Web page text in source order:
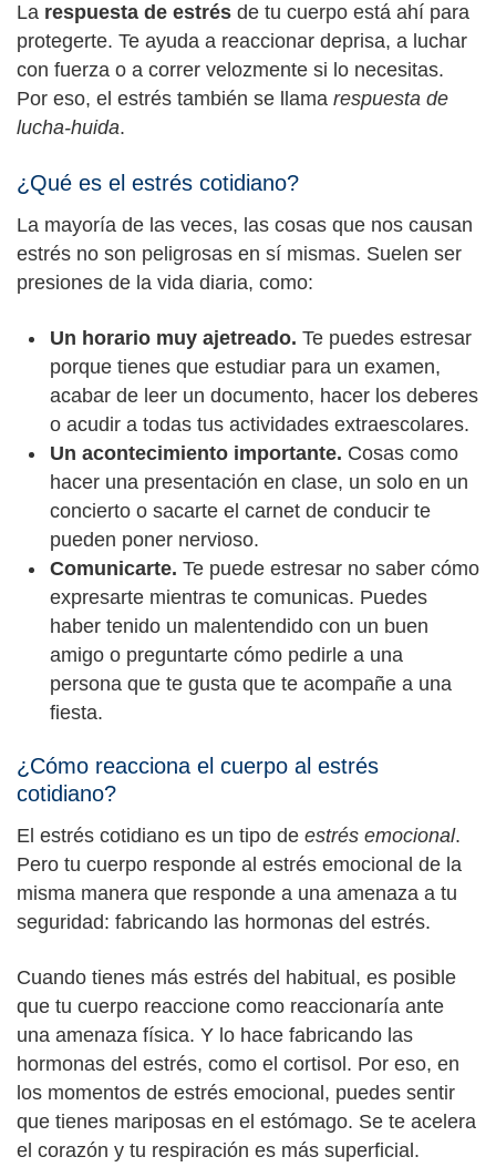
La respuesta de estrés de tu cuerpo está ahí para
protegerte. Te ayuda a reaccionar deprisa, a luchar
con fuerza o a correr velozmente si lo necesitas.
Por eso, el estrés también se llama respuesta de
lucha-huida.
¿Qué es el estrés cotidiano?
La mayoría de las veces, las cosas que nos causan
estrés no son peligrosas en sí mismas. Suelen ser
presiones de la vida diaria, como:
Un horario muy ajetreado. Te puedes estresar
porque tienes que estudiar para un examen,
acabar de leer un documento, hacer los deberes
o acudir a todas tus actividades extraescolares.
Un acontecimiento importante. Cosas como
hacer una presentación en clase, un solo en un
concierto o sacarte el carnet de conducir te
pueden poner nervioso.
Comunicarte. Te puede estresar no saber cómo
expresarte mientras te comunicas. Puedes
haber tenido un malentendido con un buen
amigo o preguntarte cómo pedirle a una
persona que te gusta que te acompañe a una
fiesta.
¿Cómo reacciona el cuerpo al estrés
cotidiano?
El estrés cotidiano es un tipo de estrés emocional.
Pero tu cuerpo responde al estrés emocional de la
misma manera que responde a una amenaza a tu
seguridad: fabricando las hormonas del estrés.
Cuando tienes más estrés del habitual, es posible
que tu cuerpo reaccione como reaccionaría ante
una amenaza física. Y lo hace fabricando las
hormonas del estrés, como el cortisol. Por eso, en
los momentos de estrés emocional, puedes sentir
que tienes mariposas en el estómago. Se te acelera
el corazón y tu respiración es más superficial.